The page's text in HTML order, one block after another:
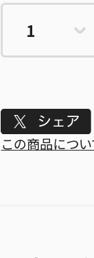
Tweet
この商品につ